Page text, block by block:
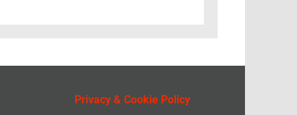
Privacy & Cookie Policy